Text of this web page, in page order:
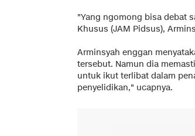
"Yang ngomong bisa debat
Khusus (JAM Pidsus),
Arminsyah enggan
tersebut. Namun dia
untuk ikut terlibat dalam
penyelidikan," ucapnya.